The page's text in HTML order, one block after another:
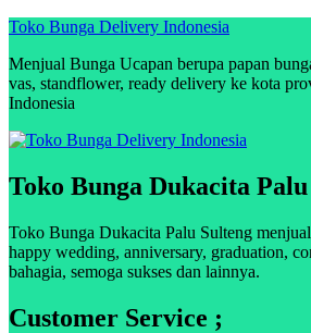
Skip
content
Toko Bunga Delivery Indonesia
Menjual Bunga Ucapan berupa papan
vas, standflower, ready delivery ke kota
Indonesia
Toko Bunga Dukacita Palu
Toko Bunga Dukacita Palu Sulteng
happy wedding, anniversary, graduation,
bahagia, semoga sukses dan lainnya.
Customer Service ;